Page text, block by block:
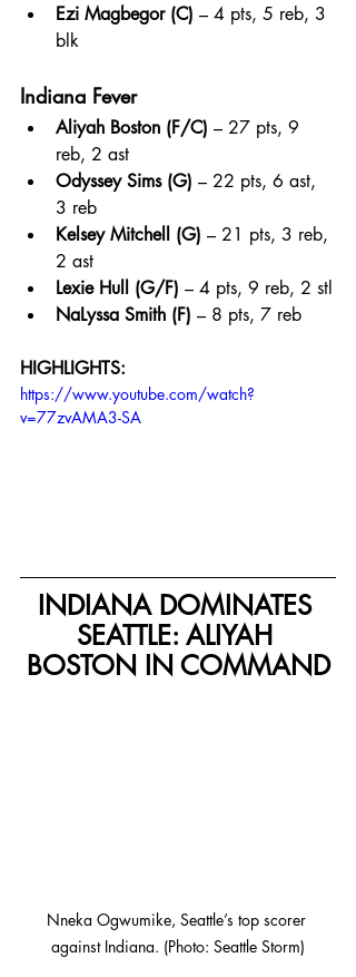
Ezi Magbegor (C) – 4 pts, 5 reb, 3
blk
Indiana Fever
Aliyah Boston (F/C) – 27 pts, 9
reb, 2 ast
Odyssey Sims (G) – 22 pts, 6 ast,
3 reb
Kelsey Mitchell (G) – 21 pts, 3 reb,
2 ast
Lexie Hull (G/F) – 4 pts, 9 reb, 2 stl
NaLyssa Smith (F) – 8 pts, 7 reb
HIGHLIGHTS:
https://www.youtube.com/watch?
v=77zvAMA3-SA
INDIANA DOMINATES
SEATTLE: ALIYAH
BOSTON IN COMMAND
Nneka Ogwumike, Seattle’s top scorer
against Indiana. (Photo: Seattle Storm)